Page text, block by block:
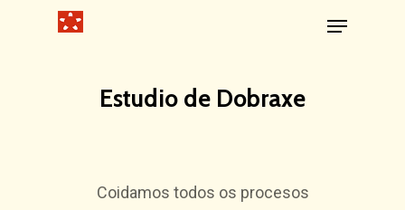
Estudio de Dobraxe
Coidamos todos os procesos